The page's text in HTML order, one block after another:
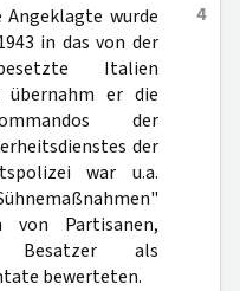
4
Angeklagte wurde
in das von der
Italien
übernahm er die
der
der
war u.a.
von Partisanen,
Besatzer als
bewerteten.